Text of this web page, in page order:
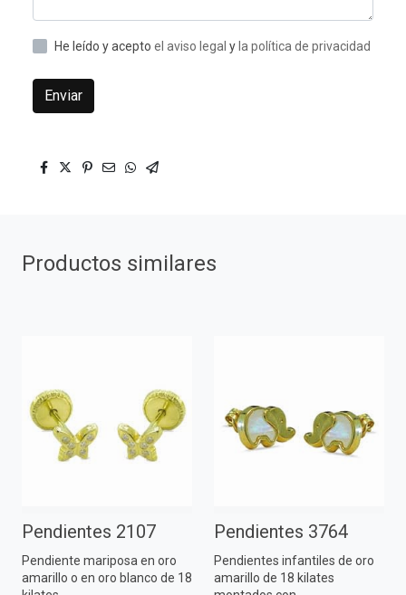
He leído y acepto el aviso legal y la política de privacidad
Enviar
Productos similares
Pendientes 2107
Pendiente mariposa en oro
amarillo o en oro blanco de 18
Pendientes 3764
Pendientes infantiles de oro
amarillo de 18 kilates